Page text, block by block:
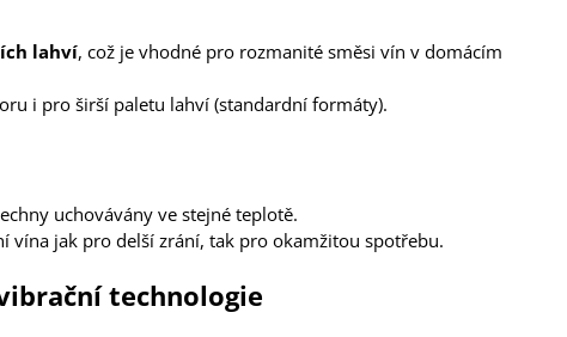
lahví, což je vhodné pro rozmanité směsi vín v domácím
i pro širší paletu lahví (standardní formáty).
uchovávány ve stejné teplotě.
vína jak pro delší zrání, tak pro okamžitou spotřebu.
technologie